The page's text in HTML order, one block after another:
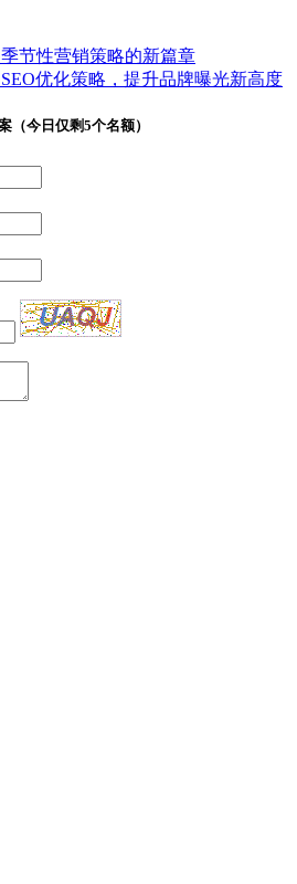
节性营销策略的新篇章
优化策略，提升品牌曝光新高度
（今日仅剩5个名额）